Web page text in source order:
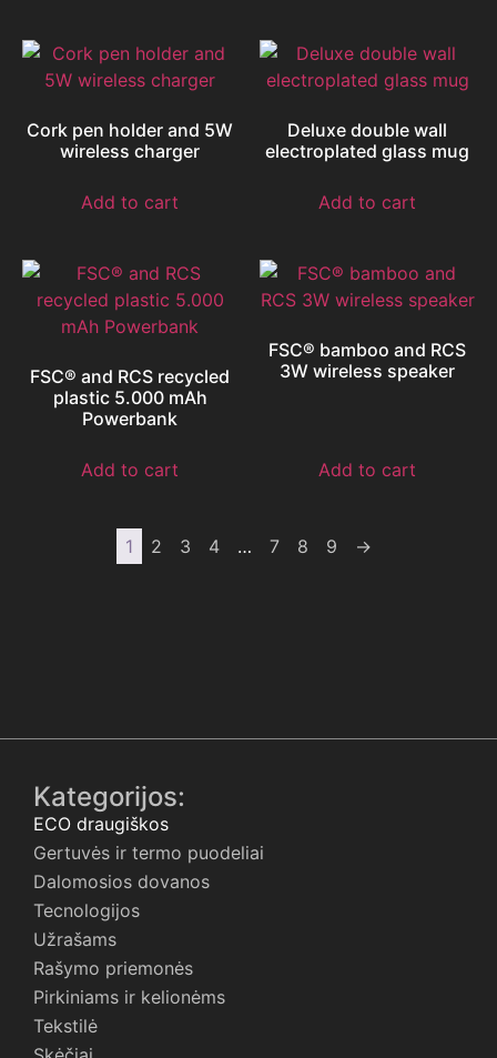
Cork pen holder and 5W
wireless charger
Add to cart
Deluxe double wall
electroplated glass mug
Add to cart
FSC® and RCS recycled
plastic 5.000 mAh
Powerbank
Add to cart
FSC® bamboo and RCS
3W wireless speaker
Add to cart
1 2 3 4 … 7 8 9 →
Kategorijos:
ECO draugiškos
Gertuvės ir termo puodeliai
Dalomosios dovanos
Tecnologijos
Užrašams
Rašymo priemonės
Pirkiniams ir kelionėms
Tekstilė